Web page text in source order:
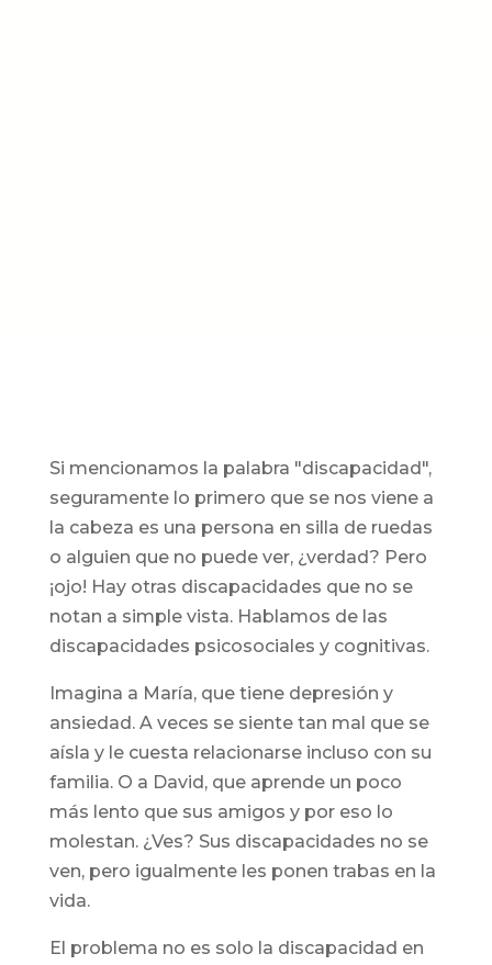
Si mencionamos la palabra "discapacidad",
seguramente lo primero que se nos viene a
la cabeza es una persona en silla de ruedas
o alguien que no puede ver, ¿verdad? Pero
¡ojo! Hay otras discapacidades que no se
notan a simple vista. Hablamos de las
discapacidades psicosociales y cognitivas.
Imagina a María, que tiene depresión y
ansiedad. A veces se siente tan mal que se
aísla y le cuesta relacionarse incluso con su
familia. O a David, que aprende un poco
más lento que sus amigos y por eso lo
molestan. ¿Ves? Sus discapacidades no se
ven, pero igualmente les ponen trabas en la
vida.
El problema no es solo la discapacidad en